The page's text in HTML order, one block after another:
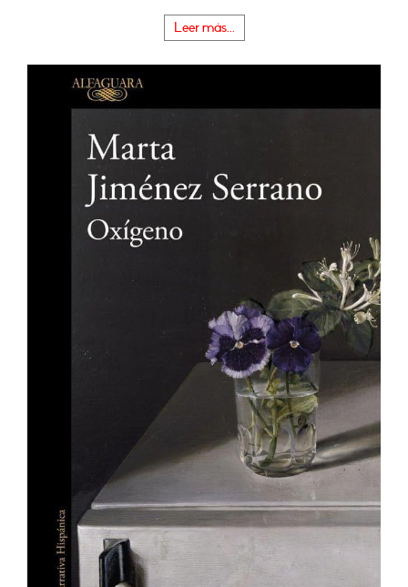
Leer más...